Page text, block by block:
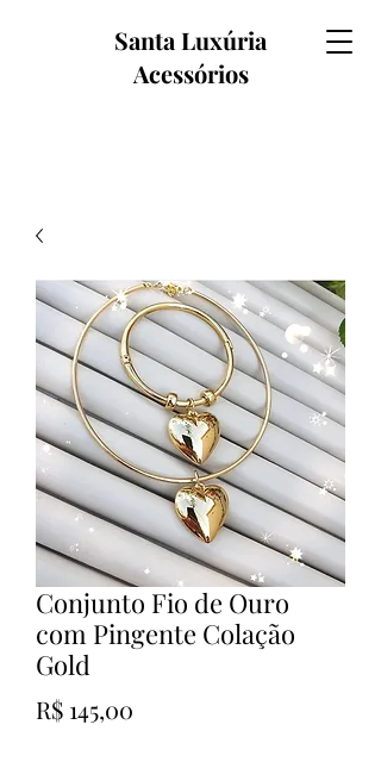
Santa Luxúria
Acessórios
Conjunto Fio de Ouro
com Pingente Colação
Gold
R$ 145,00